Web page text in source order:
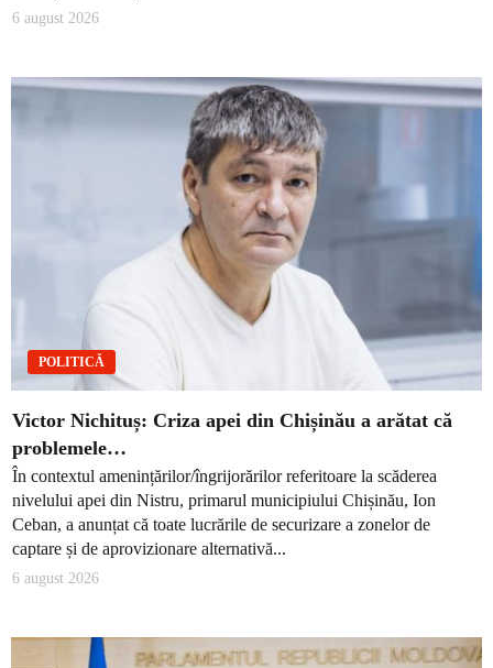
6 august 2026
POLITICĂ
Victor Nichituș: Criza apei din Chișinău a arătat că
problemele…
În contextul amenințărilor/îngrijorărilor referitoare la scăderea
nivelului apei din Nistru, primarul municipiului Chișinău, Ion
Ceban, a anunțat că toate lucrările de securizare a zonelor de
captare și de aprovizionare alternativă...
6 august 2026